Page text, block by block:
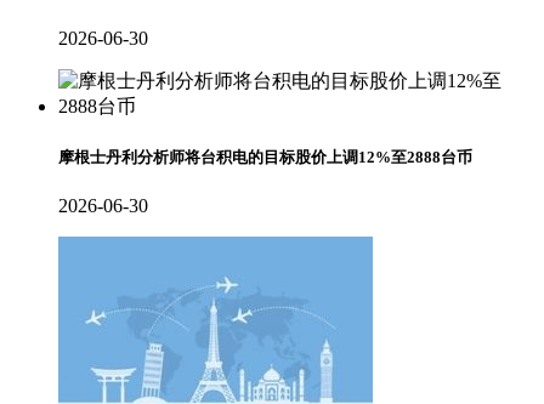
2026-06-30
摩根士丹利分析师将台积电的目标股价上调12%至2888台币
2026-06-30